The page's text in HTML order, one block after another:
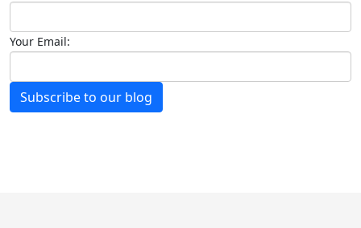
Your Email:
Subscribe to our blog